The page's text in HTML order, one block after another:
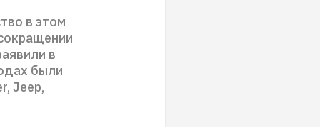
в этом
в
были
Jeep,